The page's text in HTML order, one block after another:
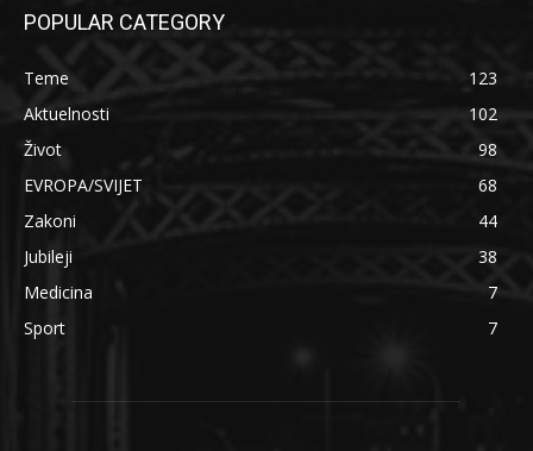
POPULAR CATEGORY
Teme
123
Aktuelnosti
102
Život
98
EVROPA/SVIJET
68
Zakoni
44
Jubileji
38
Medicina
7
Sport
7